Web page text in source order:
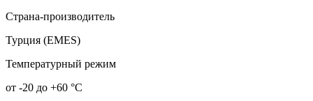
Страна-производитель
Турция (EMES)
Температурный режим
от -20 до +60 °С